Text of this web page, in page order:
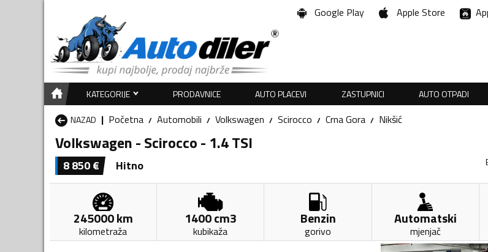
Google Play Apple Store
KATEGORIJE PRODAVNICE AUTO PLACEVI ZASTUPNICI AUTO OTPADI
NAZAD
Početna Automobili Volkswagen Scirocco Crna Gora Nikšić
Volkswagen - Scirocco - 1.4 TSI
8 850€ Hitno
245000km
kilometraža
1400cm3
kubikaža
Benzin
gorivo
Automatski
mjenjač